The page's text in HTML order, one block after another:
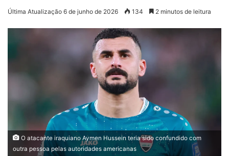
Última Atualização 6 de junho de 2026 134 2 minutos de leitura
O atacante iraquiano Aymen Hussein teria sido confundido com
outra pessoa pelas autoridades americanas